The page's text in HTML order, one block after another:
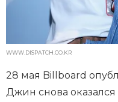
WWW.DISPATCH.CO.KR
28 мая Billboard
Джин снова оказался